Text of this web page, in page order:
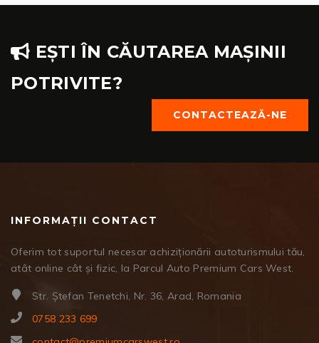
EȘTI ÎN CĂUTAREA MAȘINII
POTRIVITE?
CONTACTEAZĂ-NE
INFORMAȚII CONTACT
Oferim tot suportul necesar achiziționării autoturismului tău,
atât online cât și fizic, la Parcul Auto Premium Cars West.
Str. Ștefan Tenetchi, Nr. 36, Arad, Romania
0758 233 699